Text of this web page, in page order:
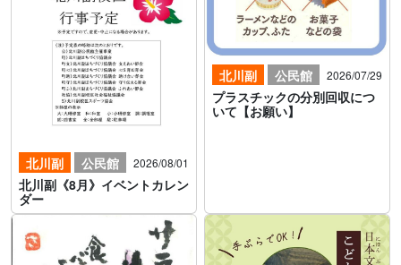
北川副 公民館 2026/08/01
北川副《8月》イベントカレン
ダー
北川副 公民館 2026/07/29
プラスチックの分別回収につ
いて【お願い】